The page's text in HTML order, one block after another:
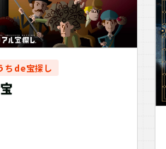
ちde宝探し